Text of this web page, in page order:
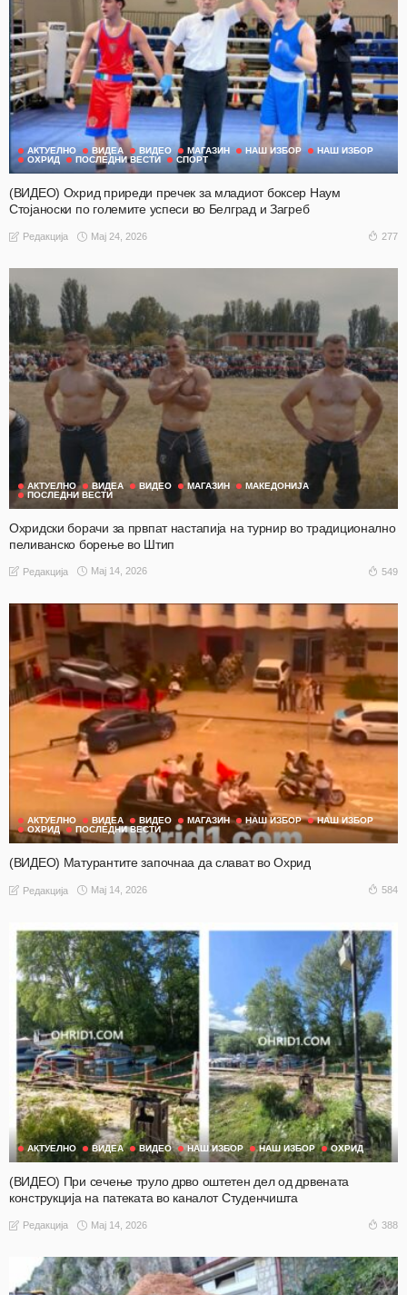
АКТУЕЛНО ВИДЕА ВИДЕО МАГАЗИН НАШ ИЗБОР
НАШ ИЗБОР
ОХРИД
ПОСЛЕДНИ ВЕСТИ СПОРТ
(ВИДЕО) Охрид приреди пречек за младиот боксер Наум
Стојаноски по големите успеси во Белград и Загреб
Редакција Мај 24, 2026 277
АКТУЕЛНО ВИДЕА ВИДЕО МАГАЗИН
МАКЕДОНИЈА
ПОСЛЕДНИ ВЕСТИ
Охридски борачи за првпат настапија на турнир во традиционално
пеливанско борење во Штип
Редакција Мај 14, 2026 549
АКТУЕЛНО ВИДЕА ВИДЕО МАГАЗИН НАШ ИЗБОР
НАШ ИЗБОР
ОХРИД
ПОСЛЕДНИ ВЕСТИ
(ВИДЕО) Матурантите започнаа да слават во Охрид
Редакција Мај 14, 2026 584
АКТУЕЛНО ВИДЕА ВИДЕО НАШ ИЗБОР НАШ ИЗБОР ОХРИД
(ВИДЕО) При сечење труло дрво оштетен дел од дрвената
конструкција на патеката во каналот Студенчишта
Редакција Мај 14, 2026 388